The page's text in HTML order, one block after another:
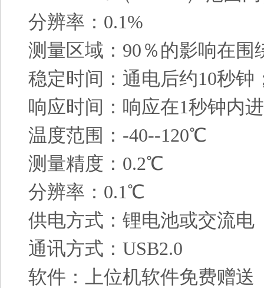
分辨率：0.1%
测量区域：90％的影响在
稳定时间：通电后约10秒
响应时间：响应在1秒钟内
温度范围：-40--120℃
测量精度：0.2℃
分辨率：0.1℃
供电方式：锂电池或交流电
通讯方式：USB2.0
软件：上位机软件免费赠送